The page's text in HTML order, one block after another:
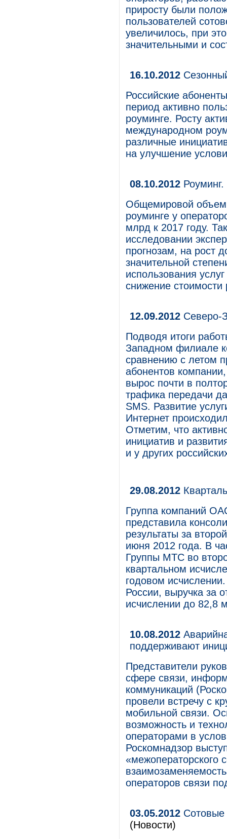
приросту были
пользователей
увеличилось, при
значительными и
16.10.2012
Российские
период активно
роуминге. Росту
международном
различные
на улучшение
08.10.2012
Общемировой объем
роуминге у
млрд к 2017 году.
исследовании
прогнозам, на рост
значительной
использования
снижение стоимости
12.09.2012 Северо-
Подводя итоги
Западном филиале
сравнению с летом
абонентов
вырос почти в
трафика передачи
SMS. Развитие
Интернет
Отметим, что
инициатив и
и у других
29.08.2012
Группа компаний
представила
результаты за
июня 2012 года. В
Группы МТС во
квартальном
годовом
России, выручка за
исчислении до 82,8
10.08.2012
поддерживают
Представители
сфере связи,
коммуникаций
провели встречу с
мобильной связи.
возможность и
операторами в
Роскомнадзор
«межоператорского
операторов связи
03.05.2012 Сотовые
(Новости)